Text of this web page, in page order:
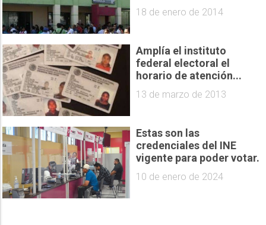
18 de enero de 2014
Amplía el instituto
federal electoral el
horario de atención...
13 de marzo de 2013
Estas son las
credenciales del INE
vigente para poder votar.
10 de enero de 2024